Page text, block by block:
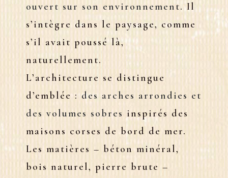
ouvert sur son environnement. Il
s’intègre dans le paysage, comme
s’il avait poussé là,
naturellement.
L’architecture se distingue
d’emblée : des arches arrondies et
des volumes sobres inspirés des
maisons corses de bord de mer.
Les matières – béton minéral,
bois naturel, pierre brute –